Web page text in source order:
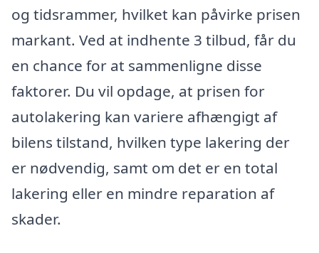
og tidsrammer, hvilket kan påvirke prisen
markant. Ved at indhente 3 tilbud, får du
en chance for at sammenligne disse
faktorer. Du vil opdage, at prisen for
autolakering kan variere afhængigt af
bilens tilstand, hvilken type lakering der
er nødvendig, samt om det er en total
lakering eller en mindre reparation af
skader.